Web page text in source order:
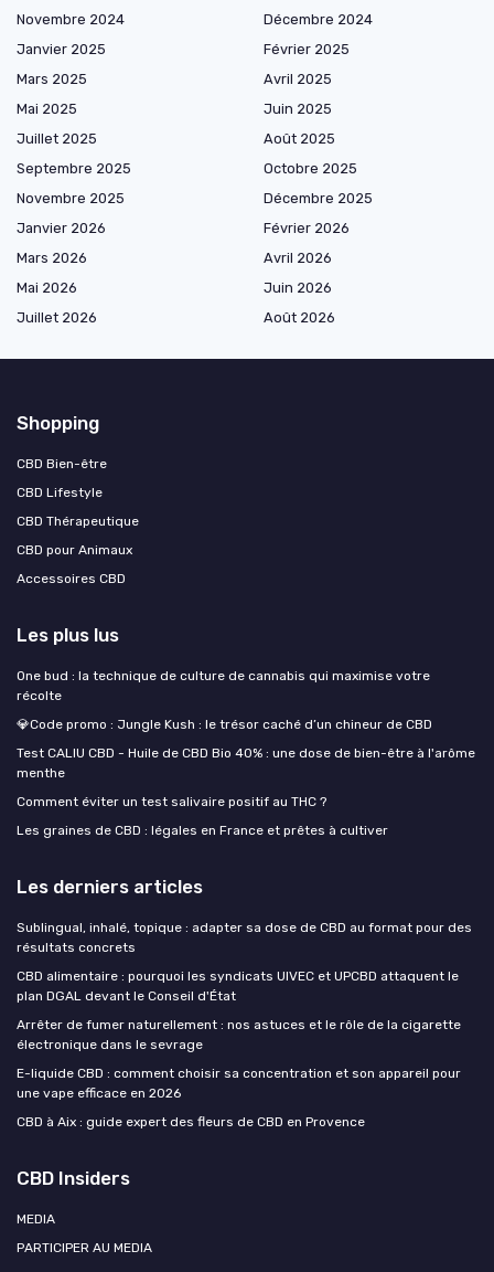
Novembre 2024
Décembre 2024
Janvier 2025
Février 2025
Mars 2025
Avril 2025
Mai 2025
Juin 2025
Juillet 2025
Août 2025
Septembre 2025
Octobre 2025
Novembre 2025
Décembre 2025
Janvier 2026
Février 2026
Mars 2026
Avril 2026
Mai 2026
Juin 2026
Juillet 2026
Août 2026
Shopping
CBD Bien-être
CBD Lifestyle
CBD Thérapeutique
CBD pour Animaux
Accessoires CBD
Les plus lus
One bud : la technique de culture de cannabis qui maximise votre
récolte
💎Code promo : Jungle Kush : le trésor caché d’un chineur de CBD
Test CALIU CBD - Huile de CBD Bio 40% : une dose de bien-être à l'arôme
menthe
Comment éviter un test salivaire positif au THC ?
Les graines de CBD : légales en France et prêtes à cultiver
Les derniers articles
Sublingual, inhalé, topique : adapter sa dose de CBD au format pour des
résultats concrets
CBD alimentaire : pourquoi les syndicats UIVEC et UPCBD attaquent le
plan DGAL devant le Conseil d'État
Arrêter de fumer naturellement : nos astuces et le rôle de la cigarette
électronique dans le sevrage
E-liquide CBD : comment choisir sa concentration et son appareil pour
une vape efficace en 2026
CBD à Aix : guide expert des fleurs de CBD en Provence
CBD Insiders
MEDIA
PARTICIPER AU MEDIA